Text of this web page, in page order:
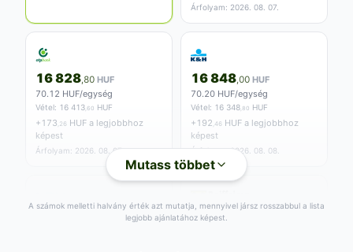
Árfolyam: 2026. 08. 07.
16 828 ,80 HUF
70.12 HUF/egység
Vétel: 16 413 ,60 HUF
+ 173 ,26 HUF a legjobbhoz
képest
Árfolyam: 2026. 08. 07.
16 848 ,00 HUF
70.20 HUF/egység
Vétel: 16 348 ,80 HUF
+ 192 ,46 HUF a legjobbhoz
képest
Árfolyam: 2026. 08. 08.
16 996
Mutass többet
A számok melletti halvány érték azt mutatja, mennyivel jársz rosszabbul a lista
legjobb ajánlatához képest.